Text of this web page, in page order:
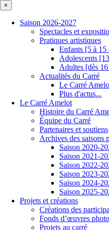
×
Saison 2026-2027
Spectacles et
Pratiques artistiques
Enfants [5 à 15
Adolescents
Adultes [dès
Actualités du Carré
Le Carré
Plus d'actus...
Le Carré Amelot
Histoire du Carré
Équipe du Carré
Partenaires et soutiens
Archives des saisons
Saison 2020-
Saison 2021-
Saison 2022-
Saison 2023-
Saison 2024-
Saison 2025-
Projets et créations
Créations des
Fonds d’œuvres
Projets au carré